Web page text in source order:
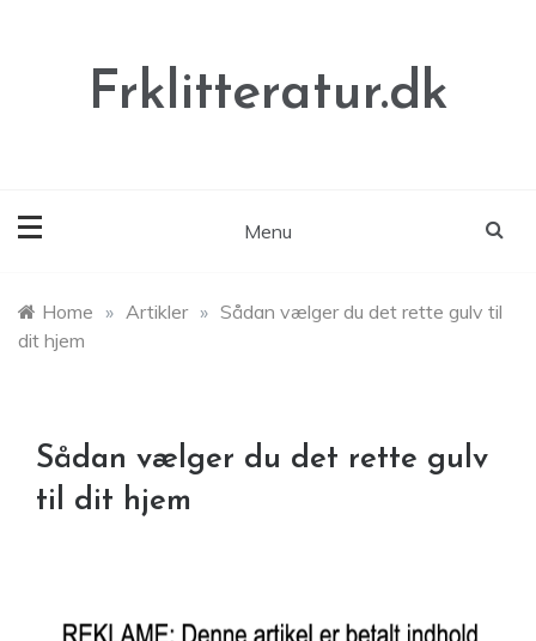
Frklitteratur.dk
Menu
Home » Artikler » Sådan vælger du det rette gulv til
dit hjem
Sådan vælger du det rette gulv
til dit hjem